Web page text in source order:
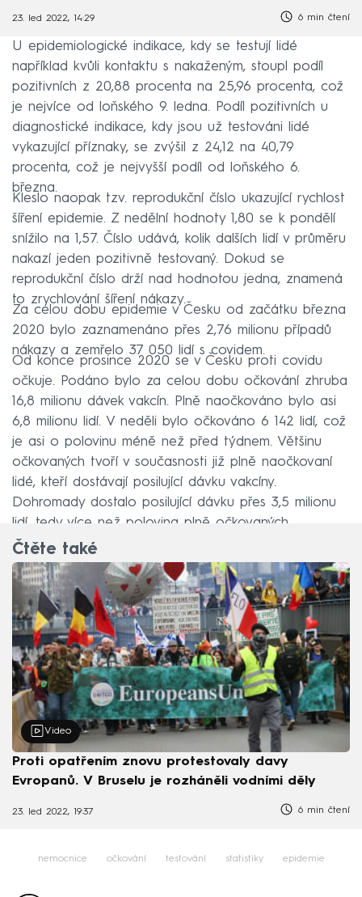
23. led 2022, 14:29 6 min čtení
U epidemiologické indikace, kdy se testují lidé
například kvůli kontaktu s nakaženým, stoupl podíl
pozitivních z 20,88 procenta na 25,96 procenta, což
je nejvíce od loňského 9. ledna. Podíl pozitivních u
diagnostické indikace, kdy jsou už testováni lidé
vykazující příznaky, se zvýšil z 24,12 na 40,79
procenta, což je nejvyšší podíl od loňského 6.
března.
Kleslo naopak tzv. reprodukční číslo ukazující rychlost
šíření epidemie. Z nedělní hodnoty 1,80 se k pondělí
snížilo na 1,57. Číslo udává, kolik dalších lidí v průměru
nakazí jeden pozitivně testovaný. Dokud se
reprodukční číslo drží nad hodnotou jedna, znamená
to zrychlování šíření nákazy.
Za celou dobu epidemie v Česku od začátku března
2020 bylo zaznamenáno přes 2,76 milionu případů
nákazy a zemřelo 37 050 lidí s covidem.
Od konce prosince 2020 se v Česku proti covidu
očkuje. Podáno bylo za celou dobu očkování zhruba
16,8 milionu dávek vakcín. Plně naočkováno bylo asi
6,8 milionu lidí. V neděli bylo očkováno 6 142 lidí, což
je asi o polovinu méně než před týdnem. Většinu
očkovaných tvoří v současnosti již plně naočkovaní
lidé, kteří dostávají posilující dávku vakcíny.
Dohromady dostalo posilující dávku přes 3,5 milionu
lidí, tedy více než polovina plně očkovaných.
Čtěte také
Video
Proti opatřením znovu protestovaly davy
Evropanů. V Bruselu je rozháněli vodními děly
23. led 2022, 19:37 6 min čtení
nemocnice očkování testování statistiky epidemie